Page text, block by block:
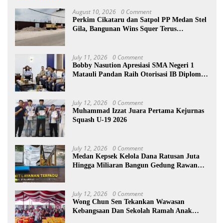
August 10, 2026 0 Comment
Perkim Cikataru dan Satpol PP Medan Stel
Gila, Bangunan Wins Squer Terus
July 11, 2026 0 Comment
Bobby Nasution Apresiasi SMA Negeri 1
Matauli Pandan Raih Otorisasi IB Diploma
July 12, 2026 0 Comment
Muhammad Izzat Juara Pertama Kejurnas
Squash U-19 2026
July 12, 2026 0 Comment
Medan Kepsek Kelola Dana Ratusan Juta
Hingga Miliaran Bangun Gedung Rawan
July 12, 2026 0 Comment
Wong Chun Sen Tekankan Wawasan
Kebangsaan Dan Sekolah Ramah Anak